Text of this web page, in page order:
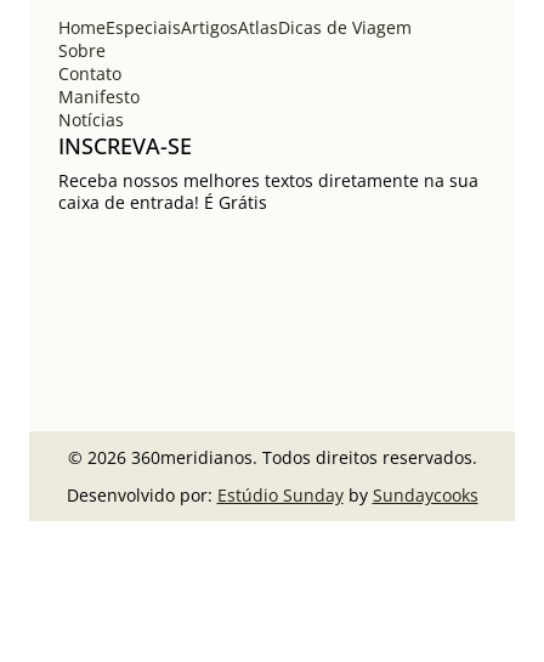
HomeEspeciaisArtigosAtlasDicas de Viagem
Sobre
Contato
Manifesto
Notícias
INSCREVA-SE
Receba nossos melhores textos diretamente na sua
caixa de entrada! É Grátis
© 2026 360meridianos. Todos direitos reservados.
Desenvolvido por: Estúdio Sundayby Sundaycooks